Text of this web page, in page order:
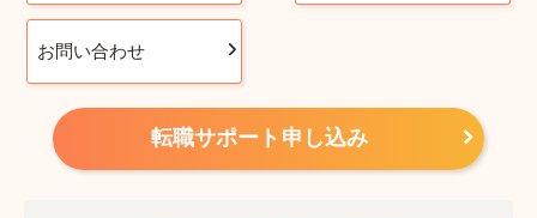
お問い合わせ
転職サポート申し込み